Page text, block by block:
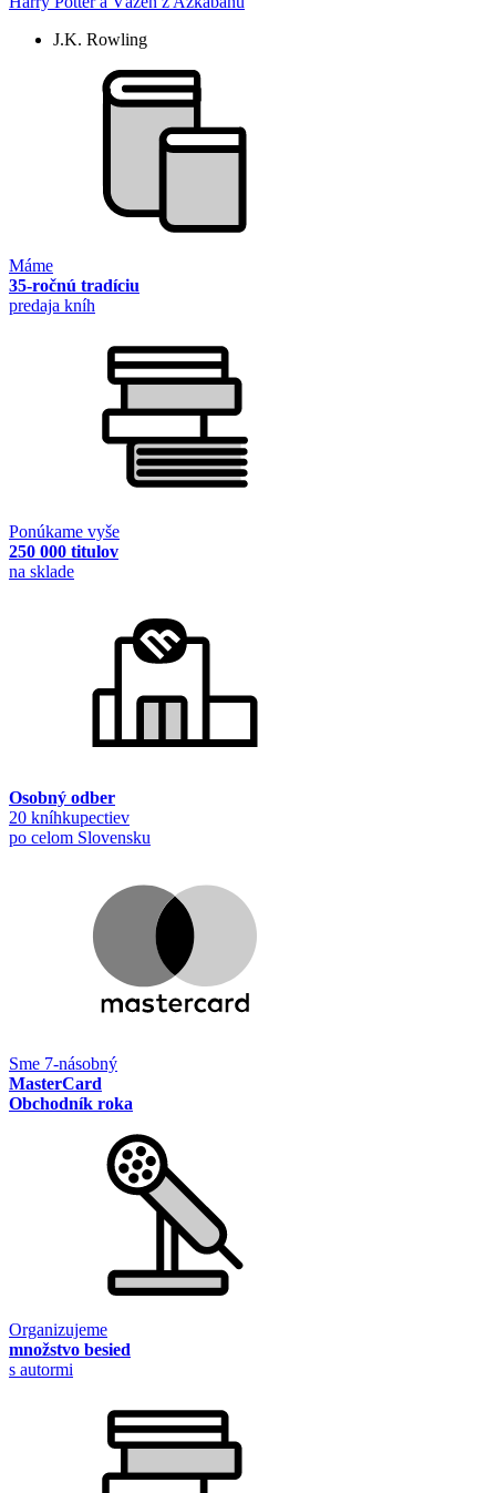
J.K. Rowling
Máme
35-ročnú tradíciu
predaja kníh
Ponúkame vyše
250 000 titulov
na sklade
Osobný odber
20 kníhkupectiev
po celom Slovensku
Sme 7-násobný
MasterCard
Obchodník roka
Organizujeme
množstvo besied
s autormi